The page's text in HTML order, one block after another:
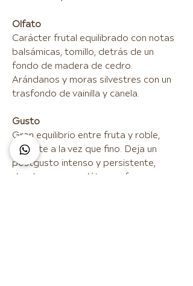
Olfato
Carácter frutal equilibrado con notas
balsámicas, tomillo, detrás de un
fondo de madera de cedro.
Arándanos y moras silvestres con un
trasfondo de vainilla y canela.
Gusto
Gran equilibrio entre fruta y roble,
potente a la vez que fino. Deja un
postgusto intenso y persistente,
donde aparece plátano y fresa